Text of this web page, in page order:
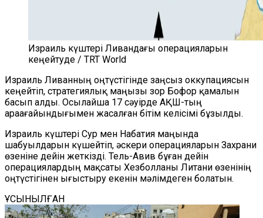
Израиль күштері Ливандағы операцияларын
кеңейтуде / TRT World
Израиль Ливанның оңтүстігінде заңсыз оккупациясын
кеңейтіп, стратегиялық маңызы зор Бофор қамалын
басып алды. Осылайша 17 сәуірде АҚШ-тың
араағайындығымен жасалған бітім келісімі бұзылды.
Израиль күштері Сур мен Набатия маңында
шабуылдарын күшейтіп, әскери операцияларын Захрани
өзеніне дейін жеткізді. Тель-Авив бұған дейін
операциялардың мақсаты Хезболланы Литани өзенінің
оңтүстігінен ығыстыру екенін мәлімдеген болатын.
ҰСЫНЫЛҒАН